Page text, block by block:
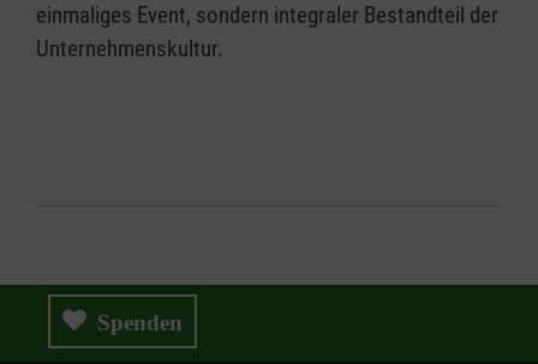
einmaliges Event, sondern integraler Bestandteil der
Unternehmenskultur.
Spenden